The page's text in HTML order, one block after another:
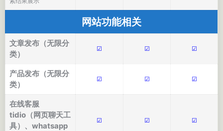
网站功能相关
文章发布（无限分
类）
☑ ☑ ☑
产品发布（无限分
类）
☑ ☑ ☑
在线客服
tidio（网页聊天工
具）、whatsapp
☑ ☑ ☑